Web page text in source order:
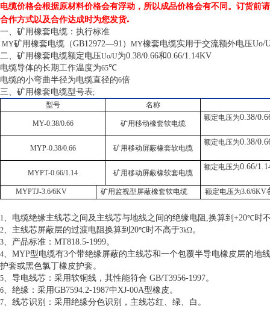
电缆价格会根据原材料价格会有浮动，所以成品价格会有不同。订货前
合作方式以及合作达成时为您发货.
一、 矿用橡套电缆： 执行标准
MY矿用橡套电缆（GB12972—91 ） MY橡套电缆实用于交流额外电压Uo/
二、 矿用橡套电缆额定电压Uo/U为0.38/0.66和0.66/1.14KV
电缆导体的长期工作温度为65℃
电缆的小弯曲半径为电缆直径的6倍
三、 矿用橡套电缆型号表;
型号
名称
MY-0.38/0.66 矿用移动橡套软电缆
额定电压为0.38/
MYP-0.38/0.66 矿用移动屏蔽橡套软电缆
额定电压为0.38/
MYPT-0.66/1.14 矿用移动屏蔽橡软套电缆
额定电压为0.66/
MYPTJ-3.6/6KV 矿用监视型屏蔽橡套软电缆 额定电压为3.6/6KV
1、电缆绝缘主线芯之间及主线芯与地线之间的绝缘电阻 ,换算到 +20℃时
2、主线芯屏蔽层的过渡电阻换算到 20℃时不高于3kΩ。
3、产品标准： MT818.5-1999。
4、 MYP型电缆有3个带绝缘屏蔽的主线芯和一个包覆半导电橡皮层的地
护套或黑色氯丁橡皮护套。
5、导电线芯：采用软铜线，其性能符合 GB/T3956-1997。
6、绝缘：采用GB7594.2-1987中XJ-00A型橡皮。
7、线芯识别：采用绝缘分色识别，主线芯红、绿、白。